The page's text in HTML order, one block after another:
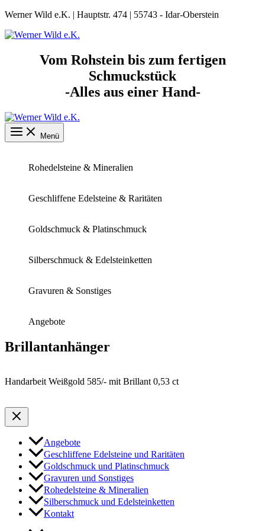
Zum
springen
Werner Wild e.K. | Hauptstr. 474 | 55743 - Idar-Oberstein
Vom Rohstein bis zum fertigen
Schmuckstück
-Alles aus einer Hand-
Menü
Rohedelsteine & Mineralien
Geschliffene Edelsteine & Raritäten
Goldschmuck & Platinschmuck
Silberschmuck & Edelsteinketten
Gravuren & Sonstiges
Angebote
Brillantanhänger
Handarbeit Weißgold 585/- mit Brillant 0,53 ct
Angebote
Geschliffene Edelsteine und Raritäten
Goldschmuck und Platinschmuck
Gravuren und Sonstiges
Rohedelsteine & Mineralien
Silberschmuck und Edelsteinketten
Kontakt